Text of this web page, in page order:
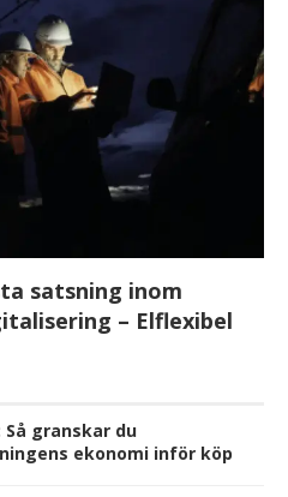
satsning inom
– Elflexibel
granskar du
ekonomi inför köp